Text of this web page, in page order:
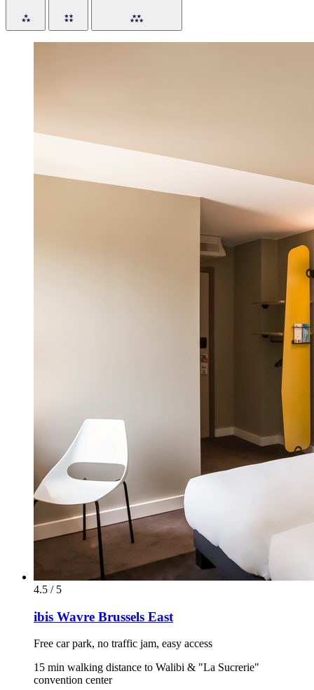
4.5 / 5
ibis Wavre Brussels East
Free car park, no traffic jam, easy access
15 min walking distance to Walibi & "La Sucrerie"
convention center